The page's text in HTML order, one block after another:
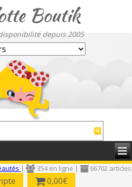
Boutik
depuis 2005
| 354 en ligne |
66702 articles
0,00€